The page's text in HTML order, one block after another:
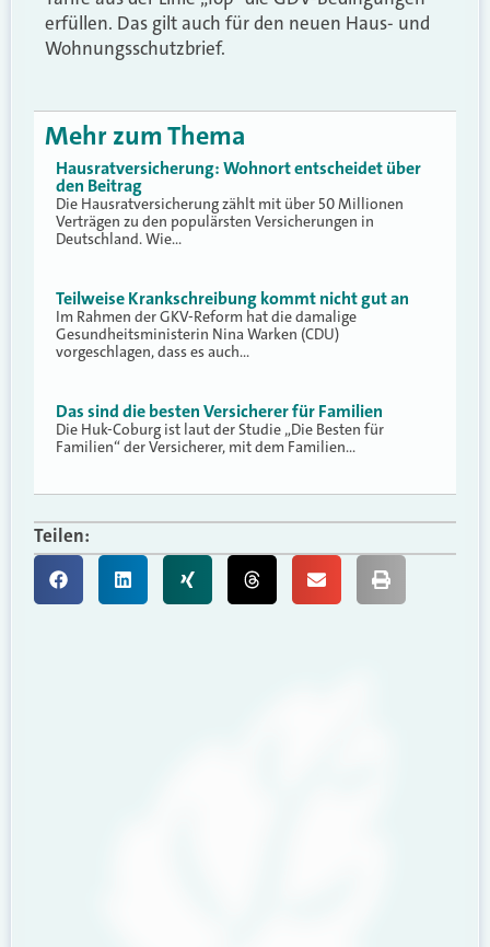
erfüllen. Das gilt auch für den neuen Haus- und
Wohnungsschutzbrief.
Mehr zum Thema
Hausratversicherung: Wohnort entscheidet über
den Beitrag
Die Hausratversicherung zählt mit über 50 Millionen
Verträgen zu den populärsten Versicherungen in
Deutschland. Wie…
Teilweise Krankschreibung kommt nicht gut an
Im Rahmen der GKV-Reform hat die damalige
Gesundheitsministerin Nina Warken (CDU)
vorgeschlagen, dass es auch…
Das sind die besten Versicherer für Familien
Die Huk-Coburg ist laut der Studie „Die Besten für
Familien“ der Versicherer, mit dem Familien…
Teilen: